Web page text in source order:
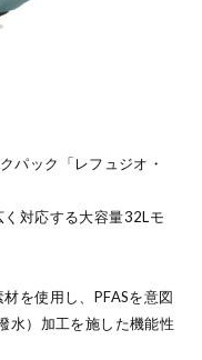
パック「レフュジオ・
対応する大容量32Lモ
を使用し、PFASを意図
水）加工を施した機能性